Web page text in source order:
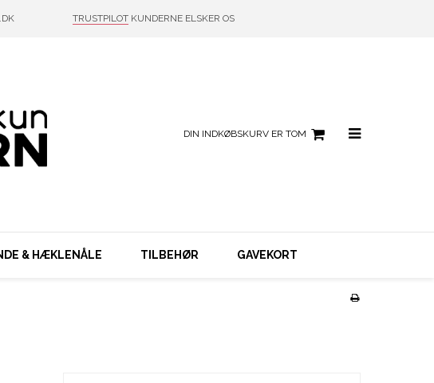
TRUSTPILOTKUNDERNE ELSKER OS
DIN INDKØBSKURV ER TOM
& HÆKLENÅLE TILBEHØR GAVEKORT